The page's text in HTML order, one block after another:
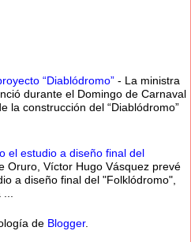
“Diablódromo” - La ministra
durante el Domingo de Carnaval
la construcción del “Diablódromo”
el estudio a diseño final del
Oruro, Víctor Hugo Vásquez prevé
a diseño final del "Folklódromo",
...
de Blogger.